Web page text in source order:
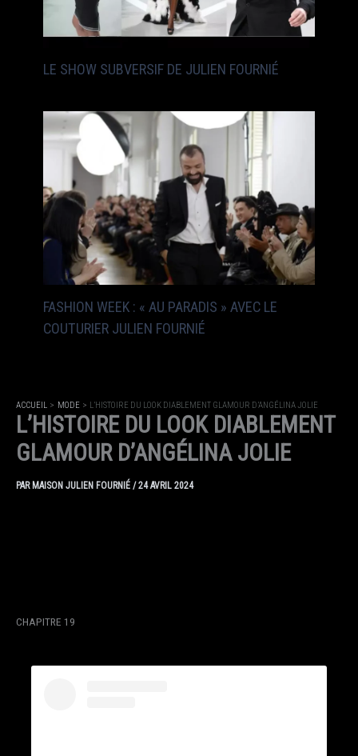
LE SHOW SUBVERSIF DE JULIEN FOURNIÉ
FASHION WEEK : « AU PARADIS » AVEC LE
COUTURIER JULIEN FOURNIÉ
ACCUEIL MODE L’HISTOIRE DU LOOK DIABLEMENT GLAMOUR D’ANGÉLINA JOLIE
L’HISTOIRE DU LOOK DIABLEMENT
GLAMOUR D’ANGÉLINA JOLIE
PAR MAISON JULIEN FOURNIÉ /24 AVRIL 2024
CHAPITRE 19